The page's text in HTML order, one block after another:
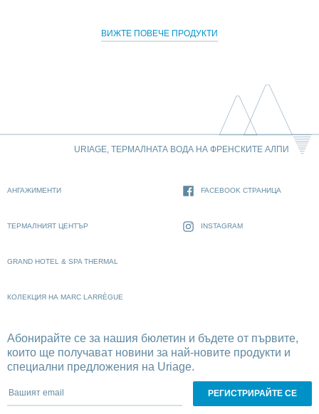
ВИЖТЕ ПОВЕЧЕ ПРОДУКТИ
URIAGE, ТЕРМАЛНАТА ВОДА НА ФРЕНСКИТЕ АЛПИ
АНГАЖИМЕНТИ
ТЕРМАЛНИЯТ ЦЕНТЪР
GRAND HOTEL & SPA THERMAL
КОЛЕКЦИЯ НА MARC LARRÈGUE
FACEBOOK СТРАНИЦА
INSTAGRAM
Абонирайте се за нашия бюлетин и бъдете от първите,
които ще получават новини за най-новите продукти и
специални предложения на Uriage.
Вашият email